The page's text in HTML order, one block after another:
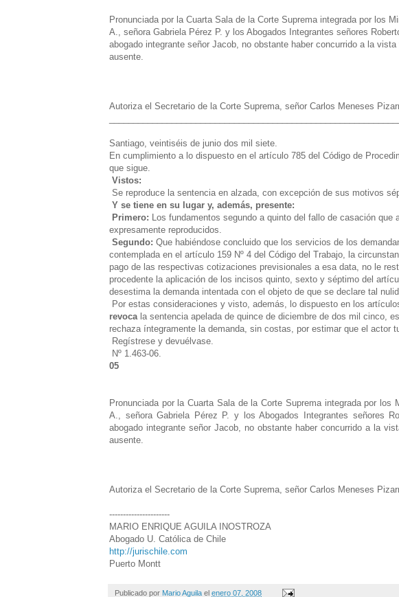
Pronunciada por la Cuarta Sala de la Corte Suprema integrada por los
A., señora Gabriela Pérez P. y los Abogados Integrantes señores
abogado integrante señor Jacob, no obstante haber concurrido a la
ausente.
Autoriza el Secretario de la Corte Suprema, señor Carlos Meneses
Santiago, veintiséis de junio dos mil siete.
En cumplimiento a lo dispuesto en el artículo 785 del Código de
que sigue.
Vistos:
Se reproduce la sentencia en alzada, con excepción de sus motivos
Y se tiene en su lugar y, además, presente:
Primero: Los fundamentos segundo a quinto del fallo de casación
expresamente reproducidos.
Segundo: Que habiéndose concluido que los servicios de los
contemplada en el artículo 159 Nº 4 del Código del Trabajo, la
pago de las respectivas cotizaciones previsionales a esa data, no le
procedente la aplicación de los incisos quinto, sexto y séptimo del
desestima la demanda intentada con el objeto de que se declare tal
Por estas consideraciones y visto, además, lo dispuesto en los
revoca la sentencia apelada de quince de diciembre de dos mil cinco,
rechaza íntegramente la demanda, sin costas, por estimar que el actor
Regístrese y devuélvase.
Nº 1.463-06.
05
Pronunciada por la Cuarta Sala de la Corte Suprema integrada por
A., señora Gabriela Pérez P. y los Abogados Integrantes señores
abogado integrante señor Jacob, no obstante haber concurrido a la
ausente.
Autoriza el Secretario de la Corte Suprema, señor Carlos Meneses
----------------------
MARIO ENRIQUE AGUILA INOSTROZA
Abogado U. Católica de Chile
http://jurischile.com
Puerto Montt
Publicado por Mario Aguila el enero 07, 2008